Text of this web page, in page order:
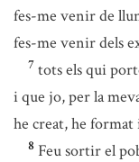
fes-me venir de
fes-me venir dels
7 tots els qui
i que jo, per la
he creat, he format
8 Feu sortir el